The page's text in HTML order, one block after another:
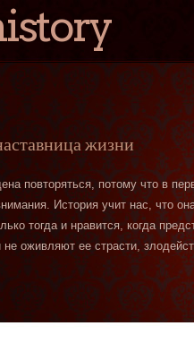
жизни
повторяться, потому что в
История учит нас, что
тогда и нравится, когда
оживляют ее страсти,